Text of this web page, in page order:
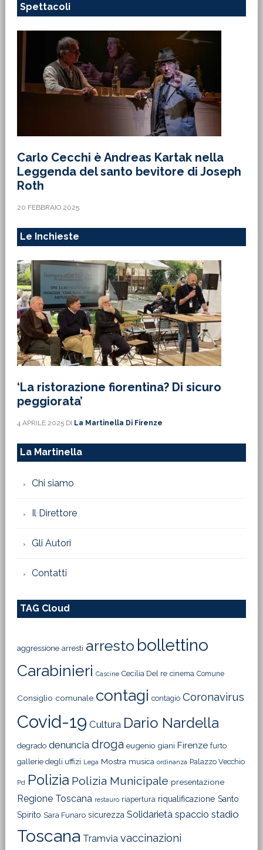
Spettacoli
Carlo Cecchi è Andreas Kartak nella
Leggenda del santo bevitore di Joseph
Roth
20 FEBBRAIO 2025
Le Inchieste
‘La ristorazione fiorentina? Di sicuro
peggiorata’
4 APRILE 2025DI La Martinella Di Firenze
La Martinella
Chi siamo
Il Direttore
Gli Autori
Contatti
TAG Cloud
aggressione arresti arresto bollettino
Carabinieri Cascine Cecilia Del re cinema Comune
Consiglio comunale contagi contagio Coronavirus
Covid-19 Cultura Dario Nardella
degrado denuncia droga eugenio giani Firenze furto
gallerie degli uffizi Lega Mostra musica ordinanza Palazzo Vecchio
Pd Polizia Polizia Municipale presentazione
Regione Toscana restauro riapertura riqualificazione Santo
Spirito Sara Funaro sicurezza Solidarietà spaccio stadio
Toscana Tramvia vaccinazioni